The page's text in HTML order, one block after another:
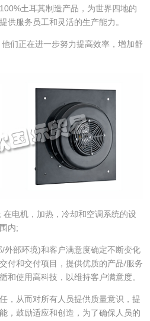
土耳其制造产品，为世界四地的
供服务员工和灵活的生产能力。
们正在进一步努力提高效率，增加舒
在电机，加热，冷却和空调系统的设
内;
外部环境)和客户满意度确定不断变化
付和交付项目，提供优质的产品/服务
和使用高科技，以维持客户满意度。
，从而对所有人员提供质量意识，提
，鼓励适应和创造，为了确保人员的